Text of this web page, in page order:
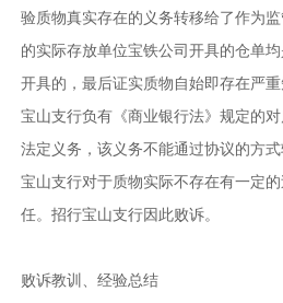
验质物真实存在的义务转移给了作为
的实际存放单位宝铁公司开具的仓单
开具的，最后证实质物自始即存在严
宝山支行负有《商业银行法》规定的
法定义务，该义务不能通过协议的方
宝山支行对于质物实际不存在有一定
任。招行宝山支行因此败诉。
败诉教训、经验总结